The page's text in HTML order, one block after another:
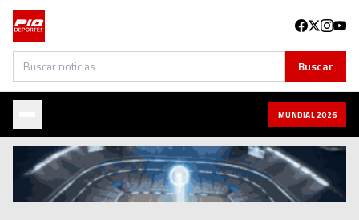
Buscar Buscar
MUNDIAL 2026